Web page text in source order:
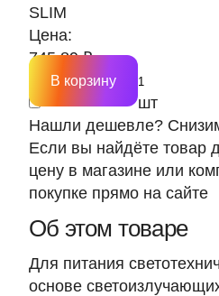
SLIM
Цена:
745.89 ₽
шт
В корзину
Нашли дешевле?
Если вы найдёте товар
цену в магазине или
покупке прямо на сайте
Об этом товаре
Для питания
основе